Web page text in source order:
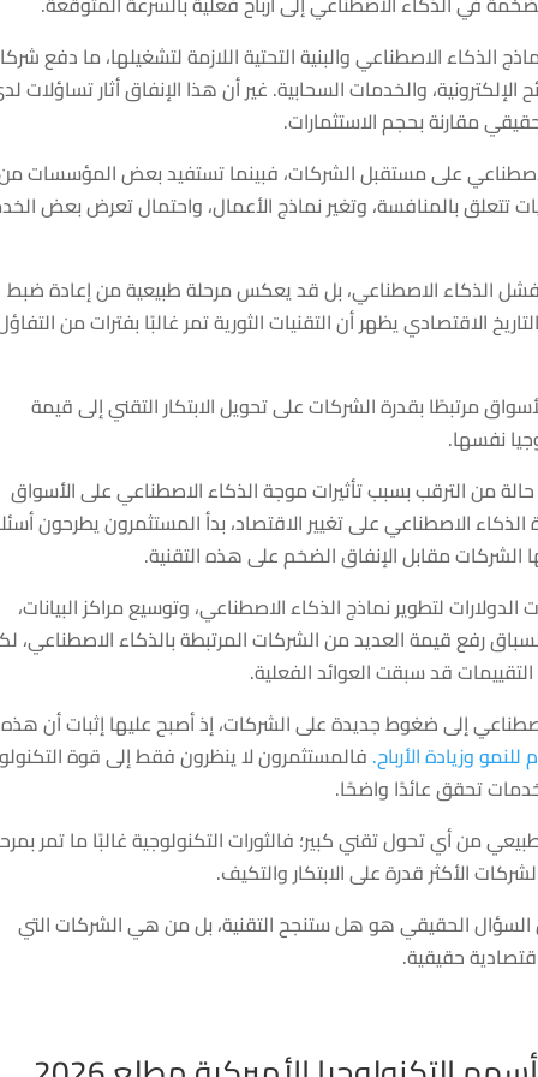
الذكاء الاصطناعي والبنية التحتية اللازمة لتشغيلها، ما دفع
الإلكترونية، والخدمات السحابية. غير أن هذا الإنفاق أثار تساؤلات
مقارنة بحجم الاستثمارات.
على مستقبل الشركات، فبينما تستفيد بعض المؤسسات
تتعلق بالمنافسة، وتغير نماذج الأعمال، واحتمال تعرض بعض
فشل الذكاء الاصطناعي، بل قد يعكس مرحلة طبيعية من إعادة ضبط
الاقتصادي يظهر أن التقنيات الثورية تمر غالبًا بفترات من
مرتبطًا بقدرة الشركات على تحويل الابتكار التقني إلى قيمة
نفسها.
الأميركي عام 2026 وسط حالة من الترقب بسبب تأثيرات موجة الذكاء الاصطناعي على الأسواق
الاصطناعي على تغيير الاقتصاد، بدأ المستثمرون يطرحون
الشركات مقابل الإنفاق الضخم على هذه التقنية.
لتطوير نماذج الذكاء الاصطناعي، وتوسيع مراكز البيانات،
رفع قيمة العديد من الشركات المرتبطة بالذكاء الاصطناعي،
قد سبقت العوائد الفعلية.
إلى ضغوط جديدة على الشركات، إذ أصبح عليها إثبات أن هذه
وزيادة الأرباح. فالمستثمرون لا ينظرون فقط إلى قوة
تحقق عائدًا واضحًا.
من أي تحول تقني كبير؛ فالثورات التكنولوجية غالبًا ما تمر
الأكثر قدرة على الابتكار والتكيف.
السؤال الحقيقي هو هل ستنجح التقنية، بل من هي الشركات التي
حقيقية.